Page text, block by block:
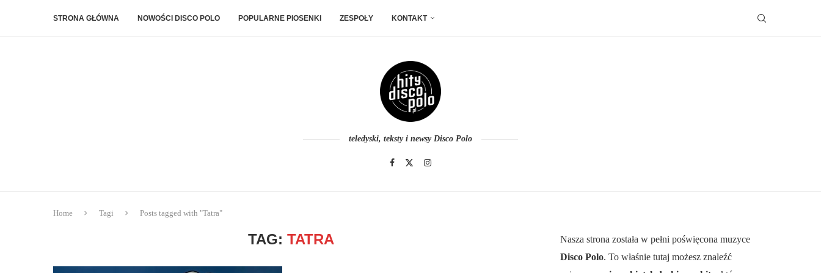
STRONA GŁÓWNA NOWOŚCI DISCO POLO POPULARNE PIOSENKI ZESPOŁY KONTAKT
teledyski, teksty i newsy Disco Polo
Home Tagi Posts tagged with "Tatra"
TAG:TATRA
Nasza strona została w pełni poświęcona muzyce
Disco Polo. To właśnie tutaj możesz znaleźć